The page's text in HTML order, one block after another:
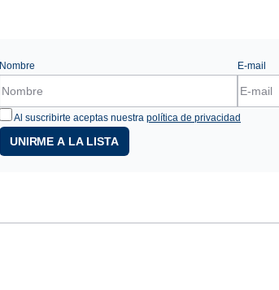
Nombre E-mail
Al suscribirte aceptas nuestra política de privacidad
UNIRME A LA LISTA